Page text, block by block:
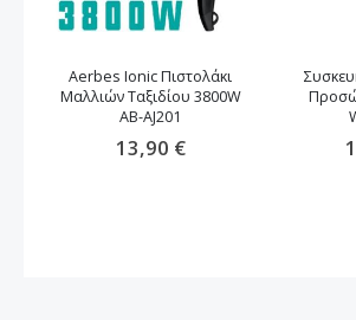
Aerbes Ionic Πιστολάκι
Μαλλιών Ταξιδίου 3800W
AB-AJ201
13,90 €